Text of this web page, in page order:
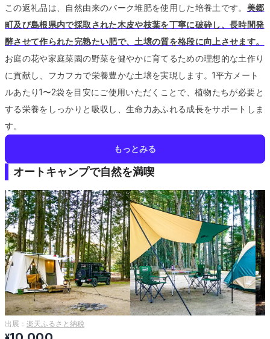
この返礼品は、自然由来のバーク堆肥を使用した培養土です。 美郷
町及び島根県内で採取された木皮や枝葉を丁寧に破砕し、長時間発
酵させて作られた完熟たい肥で、土壌の質を格段に向上させます。
お庭の花や家庭菜園の野菜を健やかに育てるための理想的な土作り
に貢献し、フカフカで栄養豊かな土壌を実現します。1平方メート
ルあたり1〜2袋を目安にご使用いただくことで、植物たちが必要と
する栄養をしっかりと吸収し、生命力あふれる成長をサポートしま
す。
もっとみる
オートキャンプで自然を満喫
出展： 楽天ふるさと納税
¥